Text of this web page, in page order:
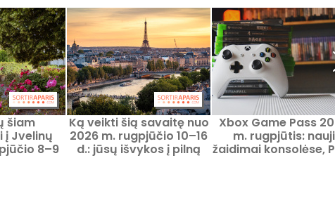
šiam
į Jvelinų
8–9
Ką veikti šią savaitę nuo
2026 m. rugpjūčio 10–16
d.: jūsų išvykos į pilną
Xbox Game Pass
m. rugpjūtis: nauji
žaidimai konsolėse,